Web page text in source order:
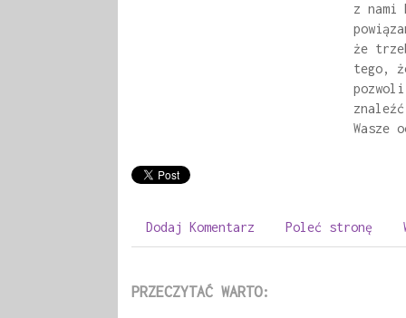
z nami
że
tego,
pozwoli
Wasze
Dodaj Komentarz Poleć stronę
PRZECZYTAĆ WARTO: